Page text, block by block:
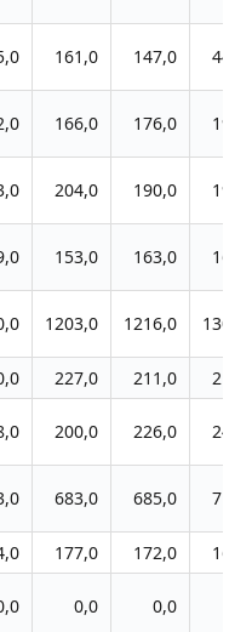
161,0 147,0
166,0 176,0
204,0 190,0
153,0 163,0
1203,0 1216,0
227,0 211,0
200,0 226,0
683,0 685,0
177,0 172,0
0,0 0,0